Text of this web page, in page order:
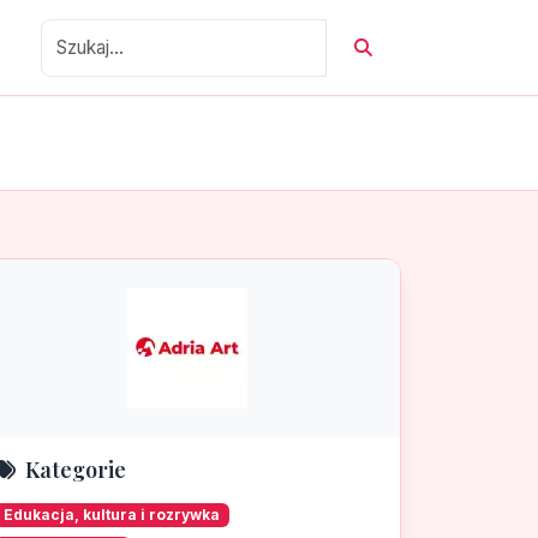
Kategorie
Edukacja, kultura i rozrywka